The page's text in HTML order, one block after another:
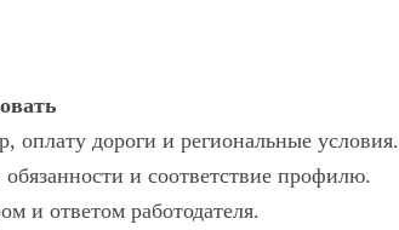
оплату дороги и региональные условия.
и соответствие профилю.
и ответом работодателя.